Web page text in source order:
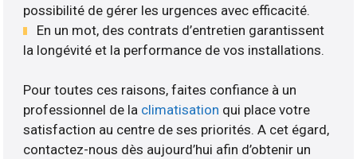
possibilité de gérer les urgences avec efficacité.
En un mot, des contrats d’entretien garantissent
la longévité et la performance de vos installations.
Pour toutes ces raisons, faites confiance à un
professionnel de la climatisation qui place votre
satisfaction au centre de ses priorités. A cet égard,
contactez-nous dès aujourd’hui afin d’obtenir un